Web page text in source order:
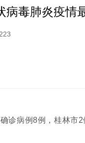
病毒肺炎疫情
诊病例8例，桂林市